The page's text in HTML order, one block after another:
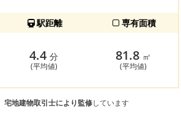
駅距離 専有面積
4.4分
(平均値)
81.8 ㎡
(平均値)
宅地建物取引士により監修しています